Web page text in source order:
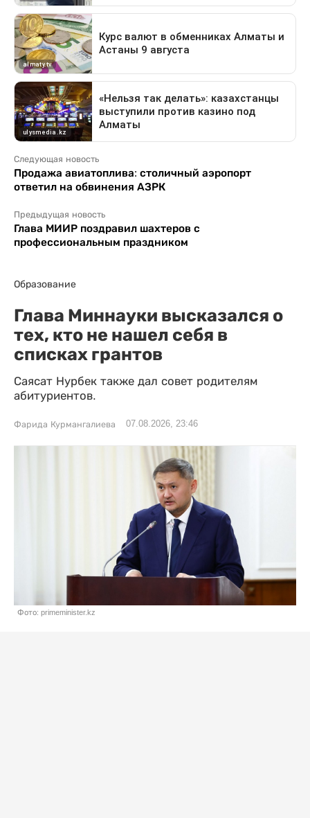
Следующая новость
Продажа авиатоплива: столичный аэропорт
ответил на обвинения АЗРК
Предыдущая новость
Глава МИИР поздравил шахтеров с
профессиональным праздником
Образование
Глава Миннауки высказался о
тех, кто не нашел себя в
списках грантов
Саясат Нурбек также дал совет родителям
абитуриентов.
Фарида Курмангалиева 07.08.2026, 23:46
Фото: primeminister.kz